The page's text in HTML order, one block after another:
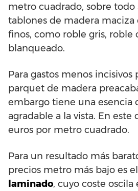
metro cuadrado, sobre todo
tablones de madera maciza
finos, como roble gris, roble
blanqueado.
Para gastos menos
parquet de madera
embargo tiene una esencia
agradable a la vista. En este
euros por metro cuadrado.
Para un resultado más
precios metro más bajo es
laminado, cuyo coste oscila